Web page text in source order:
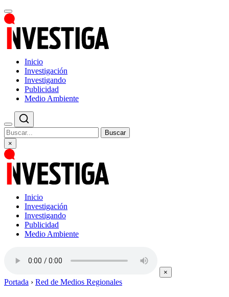
Inicio
Investigación
Investigando
Publicidad
Medio Ambiente
Buscar
×
Inicio
Investigación
Investigando
Publicidad
Medio Ambiente
×
Portada › Red de Medios Regionales